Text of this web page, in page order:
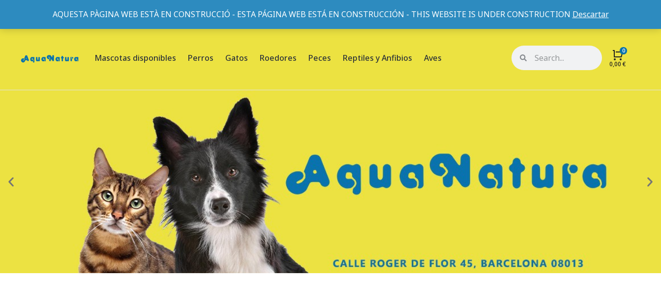
AQUESTA PÀGINA WEB ESTÀ EN CONSTRUCCIÓ - ESTA PÁGINA WEB ESTÁ EN CONSTRUCCIÓN - THIS WEBSITE IS UNDER CONSTRUCTION Descartar
933095977-933152057-933103463- C/ de Roger de Flor, 45, L'Eixample, 08013 Barcelona |Sobre nosotros Mi cuenta Mis pedidos
Mascotas disponibles Perros Gatos Roedores Peces Reptiles y Anfibios Aves
0,00€